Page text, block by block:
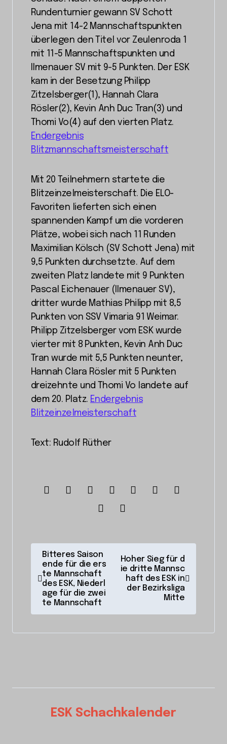
Rundenturnier gewann SV Schott
Jena mit 14-2 Mannschaftspunkten
überlegen den Titel vor Zeulenroda 1
mit 11-5 Mannschaftspunkten und
Ilmenauer SV mit 9-5 Punkten. Der ESK
kam in der Besetzung Philipp
Zitzelsberger(1), Hannah Clara
Rösler(2), Kevin Anh Duc Tran(3) und
Thomi Vo(4) auf den vierten Platz.
Endergebnis
Blitzmannschaftsmeisterschaft
Mit 20 Teilnehmern startete die
Blitzeinzelmeisterschaft. Die ELO-
Favoriten lieferten sich einen
spannenden Kampf um die vorderen
Plätze, wobei sich nach 11 Runden
Maximilian Kölsch (SV Schott Jena) mit
9,5 Punkten durchsetzte. Auf dem
zweiten Platz landete mit 9 Punkten
Pascal Eichenauer (Ilmenauer SV),
dritter wurde Mathias Philipp mit 8,5
Punkten von SSV Vimaria 91 Weimar.
Philipp Zitzelsberger vom ESK wurde
vierter mit 8 Punkten, Kevin Anh Duc
Tran wurde mit 5,5 Punkten neunter,
Hannah Clara Rösler mit 5 Punkten
dreizehnte und Thomi Vo landete auf
dem 20. Platz. Endergebnis
Blitzeinzelmeisterschaft
Text: Rudolf Rüther
r
a
n
Bitteres Saison
ende für die ers
te Mannschaft
des ESK, Niederl
age für die zwei
te Mannschaft
Hoher Sieg für d
ie dritte Mannsc
haft des ESK in
der Bezirksliga
Mitte
ESK Schachkalender